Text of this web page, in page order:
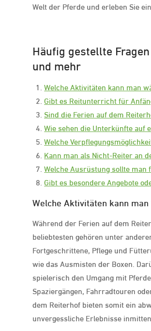
Welt der Pferde und erleben Sie
Häufig gestellte
und mehr
Welche Aktivitäten kann man
Gibt es Reitunterricht für
Sind die Ferien auf dem
Wie sehen die Unterkünfte auf
Welche
Kann man als Nicht-Reiter an
Welche Ausrüstung sollte
Gibt es besondere Angebote
Welche Aktivitäten kann
Während der Ferien auf dem
beliebtesten gehören unter
Fortgeschrittene, Pflege und
wie das Ausmisten der Boxen.
spielerisch den Umgang mit
Spaziergängen, Fahrradtouren
dem Reiterhof bieten somit ein
unvergessliche Erlebnisse